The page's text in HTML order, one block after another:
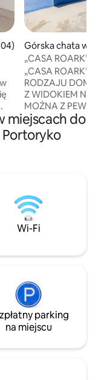
4,97 na 5, liczba
Górska chata w:
evo
„CASA ROARK”
chata nad
„CASA ROARK”
RODZAJU DOM
Z WIDOKIEM NA
MOŻNA Z
JEDEN Z
ŚWIECIE. TO
PLAŻY.
size, 3. pokój ma
pokój ma dwa
MASZ PIĘKNY
WIDOKIEM NA
DLA NASZYCH
miejscach do
Wi-Fi
parking
na miejscu